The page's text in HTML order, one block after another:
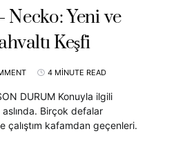
Necko: Yeni ve
Keşfi
4 MINUTE READ
DURUM Konuyla ilgili
Birçok defalar
çalıştım kafamdan geçenleri.